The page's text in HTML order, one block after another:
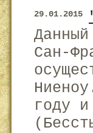
29.01.2015
Сан-
году